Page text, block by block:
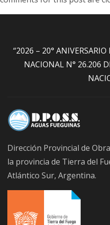
“2026 – 20°
NACIONAL N° 26.206
Dirección Provincial de
la provincia de Tierra del
Atlántico Sur, Argentina.